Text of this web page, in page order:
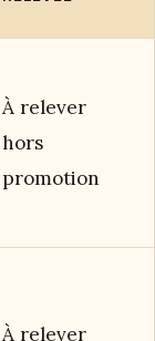
À relever
hors
promotion
À relever